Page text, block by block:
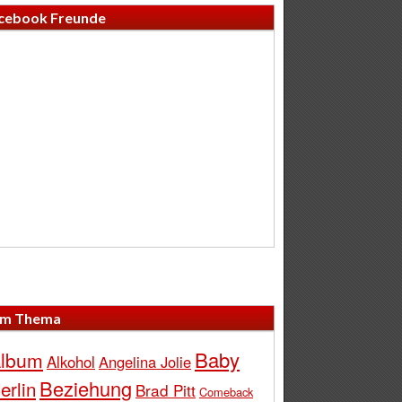
Freunde
Thema
Alkohol Angelina Jolie Baby
Beziehung Brad Pitt Comeback